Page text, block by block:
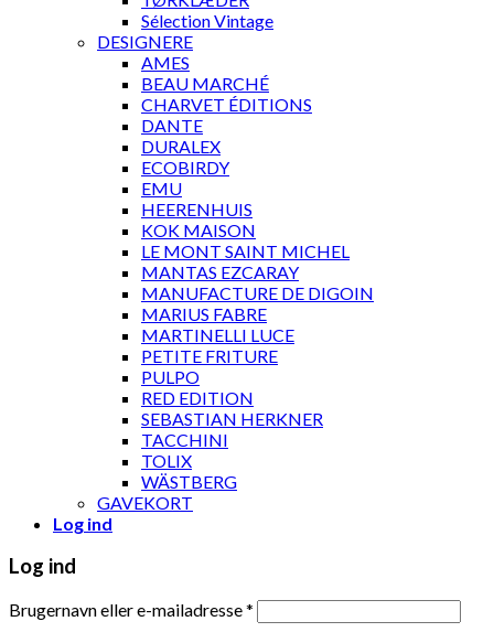
Sélection Vintage
DESIGNERE
AMES
BEAU MARCHÉ
CHARVET ÉDITIONS
DANTE
DURALEX
ECOBIRDY
EMU
HEERENHUIS
KOK MAISON
LE MONT SAINT MICHEL
MANTAS EZCARAY
MANUFACTURE DE DIGOIN
MARIUS FABRE
MARTINELLI LUCE
PETITE FRITURE
PULPO
RED EDITION
SEBASTIAN HERKNER
TACCHINI
TOLIX
WÄSTBERG
GAVEKORT
Log ind
Log ind
Brugernavn eller e-mailadresse*